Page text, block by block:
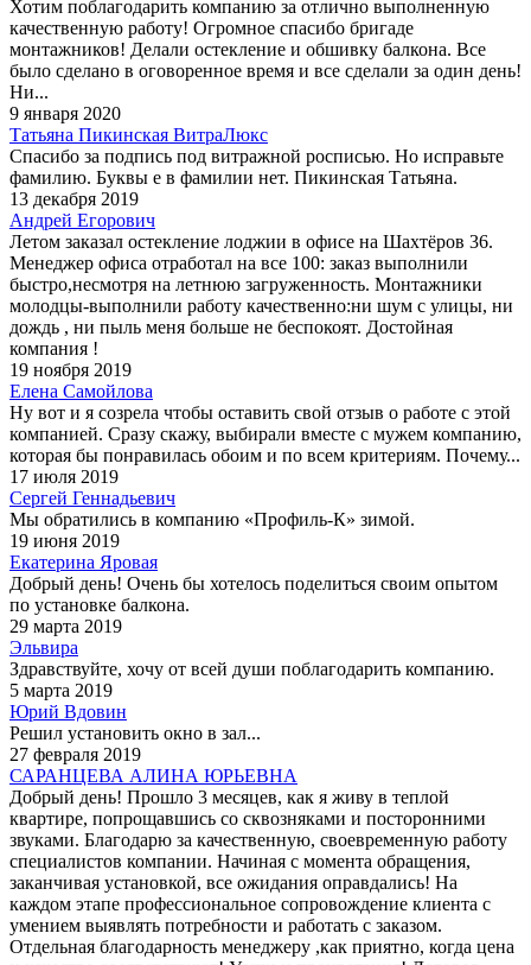
Хотим поблагодарить компанию за отлично выполненную
качественную работу! Огромное спасибо бригаде
монтажников! Делали остекление и обшивку балкона. Все
было сделано в оговоренное время и все сделали за один день!
Ни...
9 января 2020
Татьяна Пикинская ВитраЛюкс
Спасибо за подпись под витражной росписью. Но исправьте
фамилию. Буквы е в фамилии нет. Пикинская Татьяна.
13 декабря 2019
Андрей Егорович
Летом заказал остекление лоджии в офисе на Шахтёров 36.
Менеджер офиса отработал на все 100: заказ выполнили
быстро,несмотря на летнюю загруженность. Монтажники
молодцы-выполнили работу качественно:ни шум с улицы, ни
дождь , ни пыль меня больше не беспокоят. Достойная
компания !
19 ноября 2019
Елена Самойлова
Ну вот и я созрела чтобы оставить свой отзыв о работе с этой
компанией. Сразу скажу, выбирали вместе с мужем компанию,
которая бы понравилась обоим и по всем критериям. Почему...
17 июля 2019
Сергей Геннадьевич
Мы обратились в компанию «Профиль-К» зимой.
19 июня 2019
Екатерина Яровая
Добрый день! Очень бы хотелось поделиться своим опытом
по установке балкона.
29 марта 2019
Эльвира
Здравствуйте, хочу от всей души поблагодарить компанию.
5 марта 2019
Юрий Вдовин
Решил установить окно в зал...
27 февраля 2019
САРАНЦЕВА АЛИНА ЮРЬЕВНА
Добрый день! Прошло 3 месяцев, как я живу в теплой
квартире, попрощавшись со сквозняками и посторонними
звуками. Благодарю за качественную, своевременную работу
специалистов компании. Начиная с момента обращения,
заканчивая установкой, все ожидания оправдались! На
каждом этапе профессиональное сопровождение клиента с
умением выявлять потребности и работать с заказом.
Отдельная благодарность менеджеру ,как приятно, когда цена